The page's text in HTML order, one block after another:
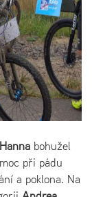
bohužel
při pádu
a poklona. Na